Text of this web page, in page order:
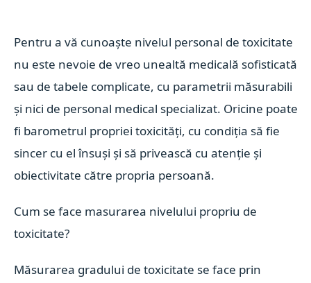
Pentru a vă cunoaște nivelul personal de toxicitate
nu este nevoie de vreo unealtă medicală sofisticată
sau de tabele complicate, cu parametrii măsurabili
și nici de personal medical specializat. Oricine poate
fi barometrul propriei toxicități, cu condiția să fie
sincer cu el însuși și să privească cu atenție și
obiectivitate către propria persoană.
Cum se face masurarea nivelului propriu de
toxicitate?
Măsurarea gradului de toxicitate se face prin